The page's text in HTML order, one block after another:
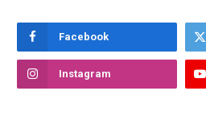
Facebook
Instagram